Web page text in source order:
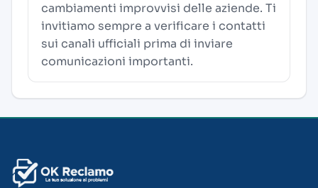
cambiamenti improvvisi delle aziende. Ti
invitiamo sempre a verificare i contatti
sui canali ufficiali prima di inviare
comunicazioni importanti.